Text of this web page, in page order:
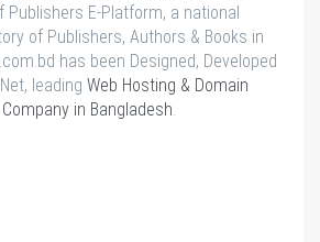
Publishers E-Platform, a national
of Publishers, Authors & Books in
has been Designed, Developed
leading Web Hosting & Domain
in Bangladesh